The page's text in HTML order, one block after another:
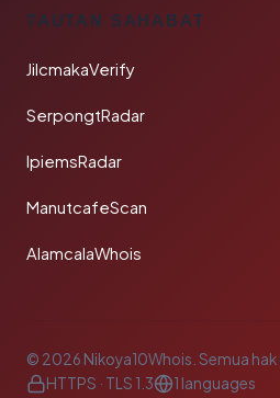
TAUTAN SAHABAT
JilcmakaVerify
SerpongtRadar
IpiemsRadar
ManutcafeScan
AlamcalaWhois
© 2026 Nikoya10Whois. Semua hak
HTTPS · TLS 1.3
1 languages